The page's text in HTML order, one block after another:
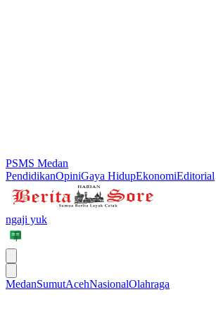
PSMS Medan
PendidikanOpiniGaya HidupEkonomiEditorial
ngaji yuk
MedanSumutAcehNasionalOlahraga